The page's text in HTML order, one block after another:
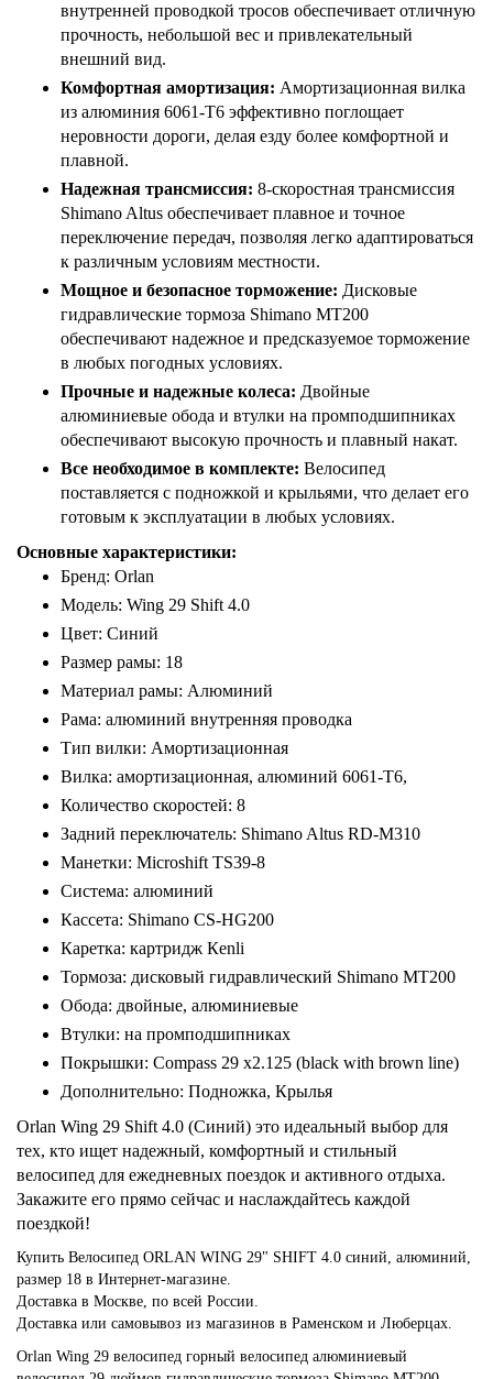
внутренней проводкой тросов обеспечивает отличную
прочность, небольшой вес и привлекательный
внешний вид.
Комфортная амортизация: Амортизационная вилка
из алюминия 6061-Т6 эффективно поглощает
неровности дороги, делая езду более комфортной и
плавной.
Надежная трансмиссия: 8-скоростная трансмиссия
Shimano Altus обеспечивает плавное и точное
переключение передач, позволяя легко адаптироваться
к различным условиям местности.
Мощное и безопасное торможение: Дисковые
гидравлические тормоза Shimano MT200
обеспечивают надежное и предсказуемое торможение
в любых погодных условиях.
Прочные и надежные колеса: Двойные
алюминиевые обода и втулки на промподшипниках
обеспечивают высокую прочность и плавный накат.
Все необходимое в комплекте: Велосипед
поставляется с подножкой и крыльями, что делает его
готовым к эксплуатации в любых условиях.
Основные характеристики:
Бренд: Orlan
Модель: Wing 29 Shift 4.0
Цвет: Синий
Размер рамы: 18
Материал рамы: Алюминий
Рама: алюминий внутренняя проводка
Тип вилки: Амортизационная
Вилка: амортизационная, алюминий 6061-Т6,
Количество скоростей: 8
Задний переключатель: Shimano Altus RD-M310
Манетки: Microshift TS39-8
Система: алюминий
Кассета: Shimano CS-HG200
Каретка: картридж Кenli
Тормоза: дисковый гидравлический Shimano MT200
Обода: двойные, алюминиевые
Втулки: на промподшипниках
Покрышки: Compass 29 х2.125 (black with brown line)
Дополнительно: Подножка, Крылья
Orlan Wing 29 Shift 4.0 (Синий) это идеальный выбор для
тех, кто ищет надежный, комфортный и стильный
велосипед для ежедневных поездок и активного отдыха.
Закажите его прямо сейчас и наслаждайтесь каждой
поездкой!
Купить Велосипед ORLAN WING 29" SHIFT 4.0 синий, алюминий,
размер 18 в Интернет-магазине.
Доставка в Москве, по всей России.
Доставка или самовывоз из магазинов в Раменском и Люберцах.
Orlan Wing 29 велосипед горный велосипед алюминиевый